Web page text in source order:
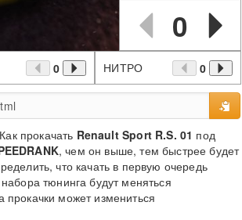
0
0 НИТРО 0
прокачать Renault Sport R.S. 01 под
, чем он выше, тем быстрее будет
что качать в первую очередь
тюнинга будут меняться
может измениться